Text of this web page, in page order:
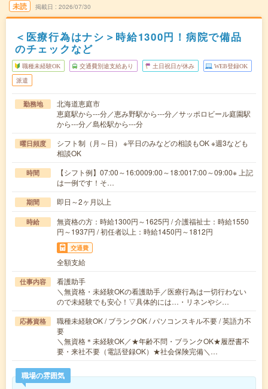
未読 掲載日 2026/07/30
＜医療行為はナシ＞時給1300円！病院で備品
のチェックなど
職種未経験OK 交通費別途支給あり 土日祝日が休み WEB登録OK
派遣
勤務地
北海道恵庭市
恵庭駅から---分／恵み野駅から---分／サッポロビール庭園駅
から---分／島松駅から---分
曜日頻度
シフト制（月～日） ※平日のみなどの相談もOK ※週3なども
相談OK
時間
【シフト例】07:00～16:0009:00～18:0017:00～09:00※ 上記
は一例です！そ…
期間 即日～2ヶ月以上
時給
無資格の方：時給1300円～1625円 / 介護福祉士：時給1550
円～1937円 / 初任者以上：時給1450円～1812円
交通費
全額支給
仕事内容
看護助手
＼無資格・未経験OKの看護助手／医療行為は一切行わない
ので未経験でも安心！▽具体的には…・リネンやシ…
応募資格
職種未経験OK / ブランクOK / パソコンスキル不要 / 英語力不
要
＼無資格＊未経験OK／★年齢不問・ブランクOK★履歴書不
要・来社不要（電話登録OK）★社会保険完備＼…
職場の雰囲気